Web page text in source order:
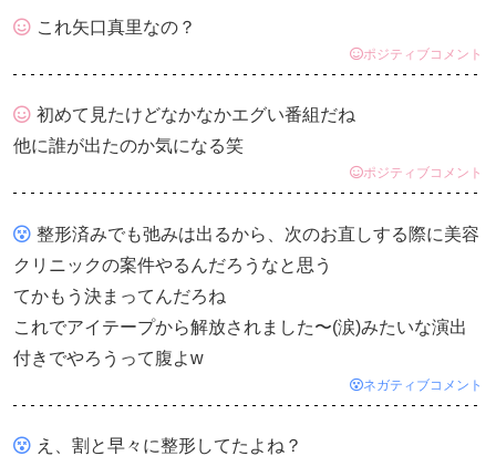
これ矢口真里なの？
ポジティブコメント
初めて見たけどなかなかエグい番組だね
他に誰が出たのか気になる笑
ポジティブコメント
整形済みでも弛みは出るから、次のお直しする際に美容
クリニックの案件やるんだろうなと思う
てかもう決まってんだろね
これでアイテープから解放されました〜(涙)みたいな演出
付きでやろうって腹よw
ネガティブコメント
え、割と早々に整形してたよね？